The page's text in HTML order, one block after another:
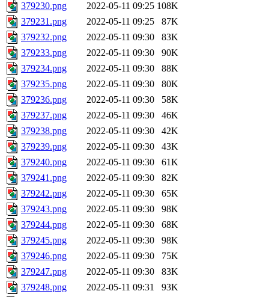
379230.png
2022-05-11 09:25 108K
379231.png
2022-05-11 09:25
87K
379232.png
2022-05-11 09:30
83K
379233.png
2022-05-11 09:30
90K
379234.png
2022-05-11 09:30
88K
379235.png
2022-05-11 09:30
80K
379236.png
2022-05-11 09:30
58K
379237.png
2022-05-11 09:30
46K
379238.png
2022-05-11 09:30
42K
379239.png
2022-05-11 09:30
43K
379240.png
2022-05-11 09:30
61K
379241.png
2022-05-11 09:30
82K
379242.png
2022-05-11 09:30
65K
379243.png
2022-05-11 09:30
98K
379244.png
2022-05-11 09:30
68K
379245.png
2022-05-11 09:30
98K
379246.png
2022-05-11 09:30
75K
379247.png
2022-05-11 09:30
83K
379248.png
2022-05-11 09:31
93K